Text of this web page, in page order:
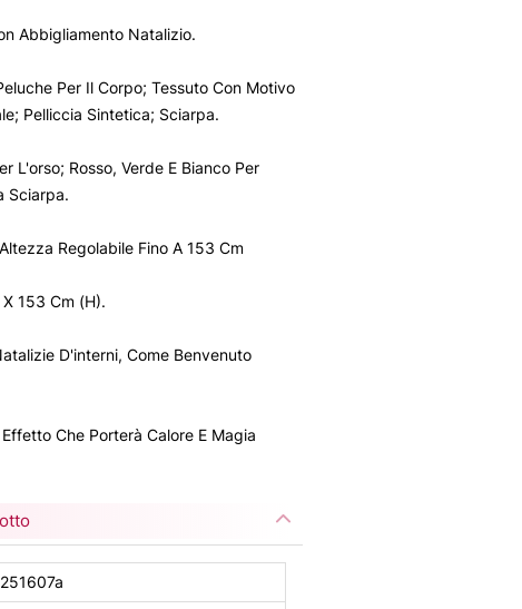
Abbigliamento Natalizio.
Per Il Corpo; Tessuto Con Motivo
Pelliccia Sintetica; Sciarpa.
L'orso; Rosso, Verde E Bianco Per
Sciarpa.
Regolabile Fino A 153 Cm
153 Cm (H).
D'interni, Come Benvenuto
Che Porterà Calore E Magia